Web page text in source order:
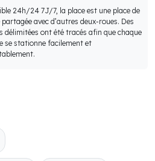
24h/24 7J/7, la place est une place de
avec d’autres deux-roues. Des
délimitées ont été tracés afin que chaque
se stationne facilement et